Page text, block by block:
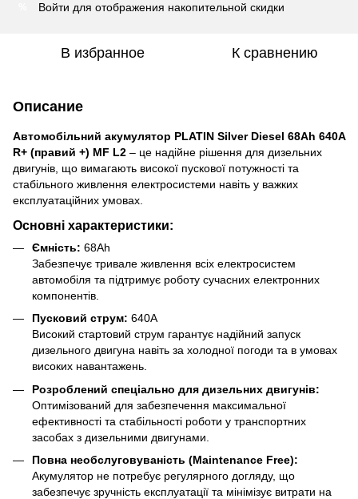
Войти для отображения накопительной скидки
В избранное К сравнению
Описание
Автомобільний акумулятор PLATIN Silver Diesel 68Ah 640A
R+ (правий +) MF L2 – це надійне рішення для дизельних
двигунів, що вимагають високої пускової потужності та
стабільного живлення електросистеми навіть у важких
експлуатаційних умовах.
Основні характеристики:
Ємність: 68Ah
Забезпечує тривале живлення всіх електросистем
автомобіля та підтримує роботу сучасних електронних
компонентів.
Пусковий струм: 640A
Високий стартовий струм гарантує надійний запуск
дизельного двигуна навіть за холодної погоди та в умовах
високих навантажень.
Розроблений спеціально для дизельних двигунів:
Оптимізований для забезпечення максимальної
ефективності та стабільності роботи у транспортних
засобах з дизельними двигунами.
Повна необслуговуваність (Maintenance Free):
Акумулятор не потребує регулярного догляду, що
забезпечує зручність експлуатації та мінімізує витрати на